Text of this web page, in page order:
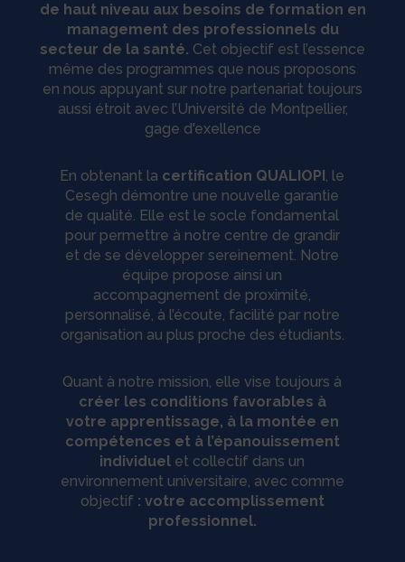
de haut niveau aux besoins de formation en
management des professionnels du
secteur de la santé. Cet objectif est l’essence
même des programmes que nous proposons
en nous appuyant sur notre partenariat toujours
aussi étroit avec l’Université de Montpellier,
gage d'exellence
En obtenant la certification QUALIOPI , le
Cesegh démontre une nouvelle garantie
de qualité. Elle est le socle fondamental
pour permettre à notre centre de grandir
et de se développer sereinement. Notre
équipe propose ainsi un
accompagnement de proximité,
personnalisé, à l’écoute, facilité par notre
organisation au plus proche des étudiants.
Quant à notre mission, elle vise toujours à
créer les conditions favorables à
votre apprentissage, à la montée en
compétences et à l’épanouissement
individuel et collectif dans un
environnement universitaire, avec comme
objectif : votre accomplissement
professionnel.